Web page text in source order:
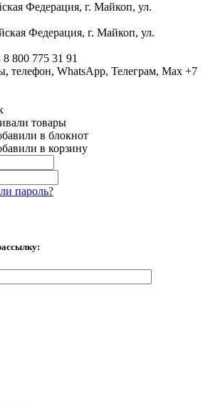
Федерация, г. Майкоп, ул.
Федерация, г. Майкоп, ул.
8 800 775 31 91
телефон, WhatsApp, Телеграм, Мах +7
товары
в блокнот
в корзину
пароль?